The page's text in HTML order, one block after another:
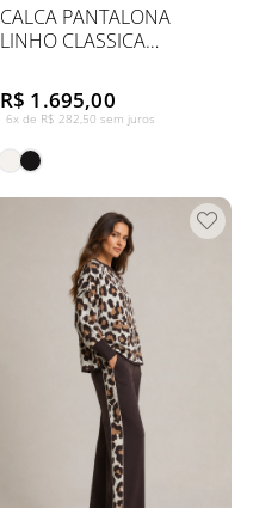
CALCA PANTALONA
LINHO CLASSICA
R$ 1.695,00
6x de R$ 282,50 sem juros